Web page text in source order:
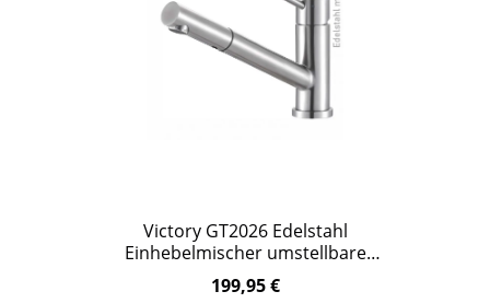
Victory GT2026 Edelstahl
Einhebelmischer umstellbare
Brause
Regulärer Preis:
199,95 €